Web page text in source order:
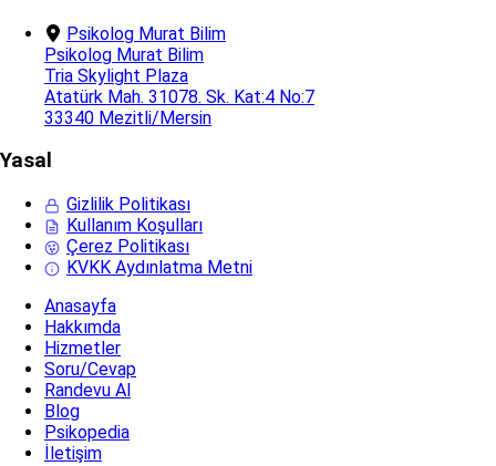
Psikolog Murat Bilim
Psikolog Murat Bilim
Tria Skylight Plaza
Atatürk Mah. 31078. Sk. Kat:4 No:7
33340 Mezitli/Mersin
Yasal
Gizlilik Politikası
Kullanım Koşulları
Çerez Politikası
KVKK Aydınlatma Metni
Anasayfa
Hakkımda
Hizmetler
Soru/Cevap
Randevu Al
Blog
Psikopedia
İletişim